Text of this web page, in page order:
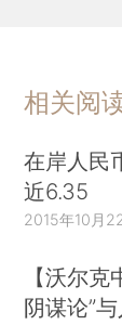
相关阅
在岸人民
近6.35
2015年10月
【沃尔
阴谋论”